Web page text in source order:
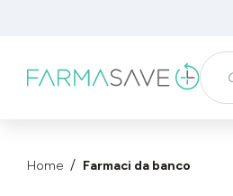
Passa alla navigazione principale
Home Farmaci da banco